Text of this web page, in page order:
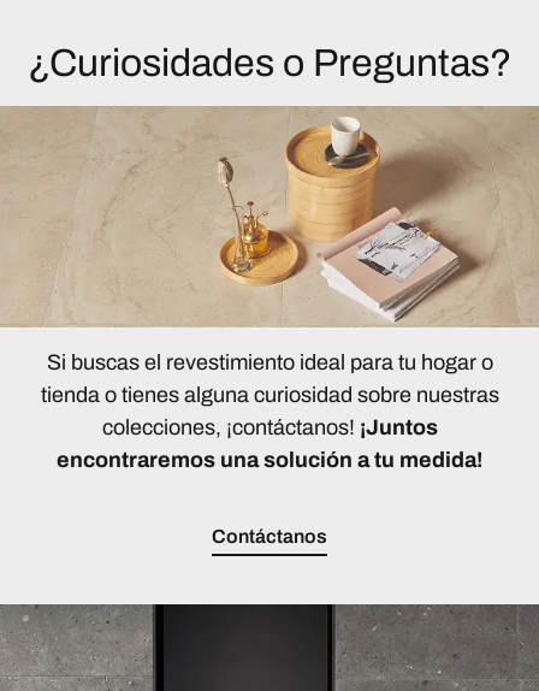
¿Curiosidades o Preguntas?
Si buscas el revestimiento ideal para tu hogar o
tienda o tienes alguna curiosidad sobre nuestras
colecciones, ¡contáctanos! ¡Juntos
encontraremos una solución a tu medida!
Contáctanos